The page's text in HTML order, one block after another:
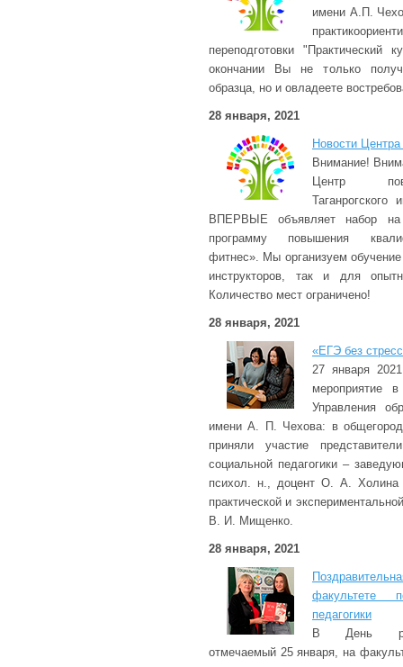
имени А.П.
переподготовки "Практический
окончании Вы не только
образца, но и овладеете
28 января, 2021
Новости
Внимание!
Центр
ВПЕРВЫЕ объявляет набор
программу повышения
фитнес». Мы организуем
инструкторов, так и для
Количество мест ограничено!
28 января, 2021
«ЕГЭ без
27 января
мероприятие
Управления
имени А. П. Чехова: в
приняли участие
социальной педагогики –
психол. н., доцент О. А. Холина
практической и
В. И. Мищенко.
28 января, 2021
факультете
педагогики
В День
отмечаемый 25 января, на